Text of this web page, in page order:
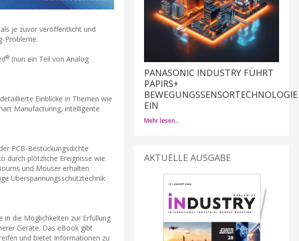
je zuvor veröffentlicht und
Probleme.
® (nun ein Teil von Analog
Einblicke in Themen wie
Manufacturing, intelligente
PCB-Bestückungsdichte
durch plötzliche Ereignisse wie
und Mouser erhalten
Überspannungsschutztechnik
in die Möglichkeiten zur Erfüllung
Geräte. Das eBook gibt
und bietet Informationen zu
PANASONIC INDUSTRY FÜHRT
PAPIRS+
BEWEGUNGSSENSORTECHNOLOGIE
EIN
Mehr lesen…
AKTUELLE AUSGABE